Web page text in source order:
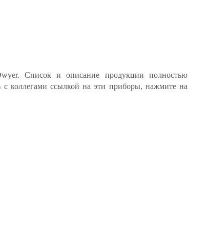
Список и описание продукции полностью
с коллегами ссылкой на эти приборы, нажмите на